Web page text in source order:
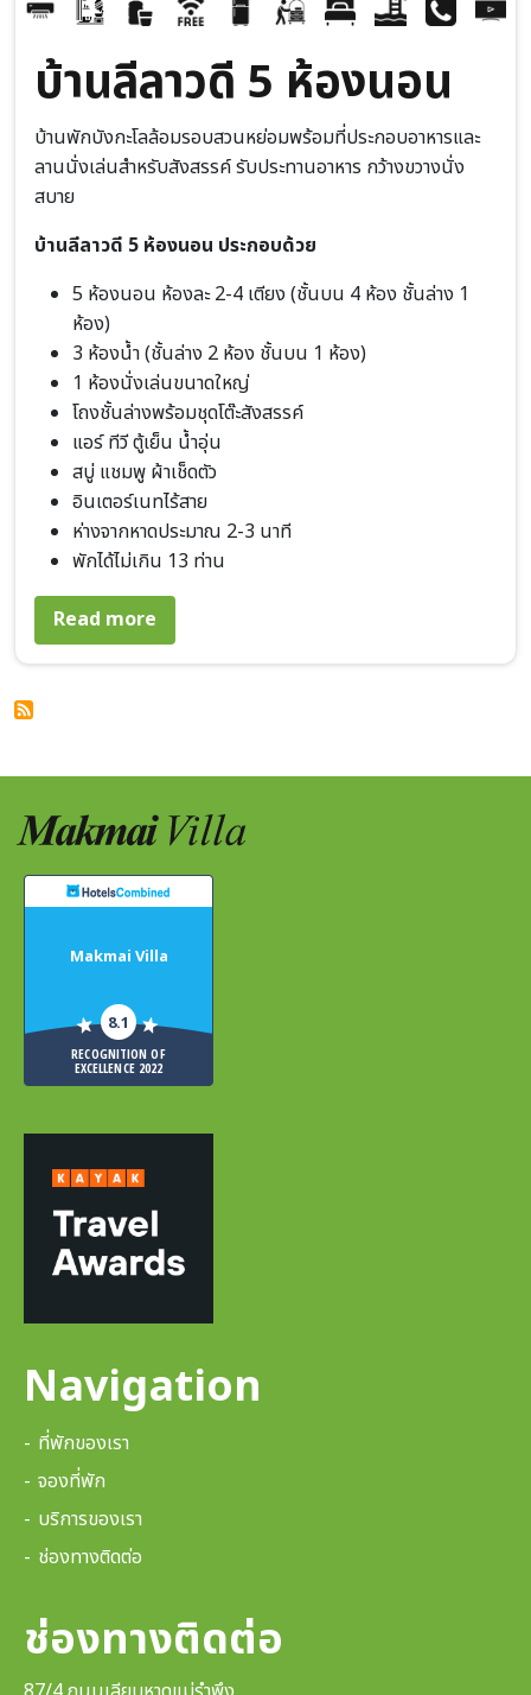
บ้านลีลาวดี 5 ห้องนอน
บ้านพักบังกะโลล้อมรอบสวนหย่อมพร้อมที่ประกอบอาหารและ
ลานนั่งเล่นสำหรับสังสรรค์ รับประทานอาหาร กว้างขวางนั่ง
สบาย
บ้านลีลาวดี 5 ห้องนอน ประกอบด้วย
5 ห้องนอน ห้องละ 2-4 เตียง (ชั้นบน 4 ห้อง ชั้นล่าง 1
ห้อง)
3 ห้องน้ำ (ชั้นล่าง 2 ห้อง ชั้นบน 1 ห้อง)
1 ห้องนั่งเล่นขนาดใหญ่
โถงชั้นล่างพร้อมชุดโต๊ะสังสรรค์
แอร์ ทีวี ตู้เย็น น้ำอุ่น
สบู่ แชมพู ผ้าเช็ดตัว
อินเตอร์เนทไร้สาย
ห่างจากหาดประมาณ 2-3 นาที
พักได้ไม่เกิน 13 ท่าน
Read more
Makmai Villa
8.1
RECOGNITION OF
EXCELLENCE 2022
Navigation
ที่พักของเรา
จองที่พัก
บริการของเรา
ช่องทางติดต่อ
ช่องทางติดต่อ